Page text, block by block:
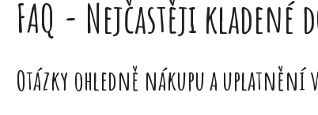
FAQ - Nejčastěji kladené
Otázky ohledně nákupu a uplatnění